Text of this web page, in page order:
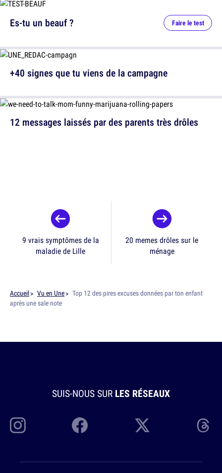
12 messages laissés par des parents très drôles
Es-tu un beauf ? Faire le test
+40 signes que tu viens de la campagne
9 vrais symptômes de la
maladie de Lille
20 memes drôles sur le
ménage
Accueil Vu en Une
Top 12 des pires excuses données par ton enfant
après une sale note
SUIS-NOUS SUR LES RÉSEAUX